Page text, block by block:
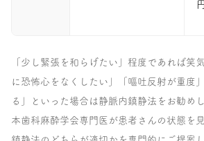
「少し緊張を和らげたい」程度であれば笑
に恐怖心をなくしたい」「嘔吐反射が重度
る」といった場合は静脈内鎮静法をお勧め
本歯科麻酔学会専門医が患者さんの状態を